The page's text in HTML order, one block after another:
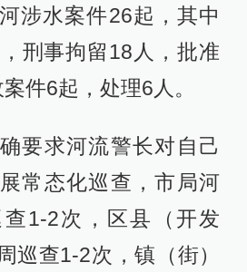
涉水案件26起，其中
刑事拘留18人，批准
件6起，处理6人。
要求河流警长对自己
常态化巡查，市局河
1-2次，区县（开发
巡查1-2次，镇（街）